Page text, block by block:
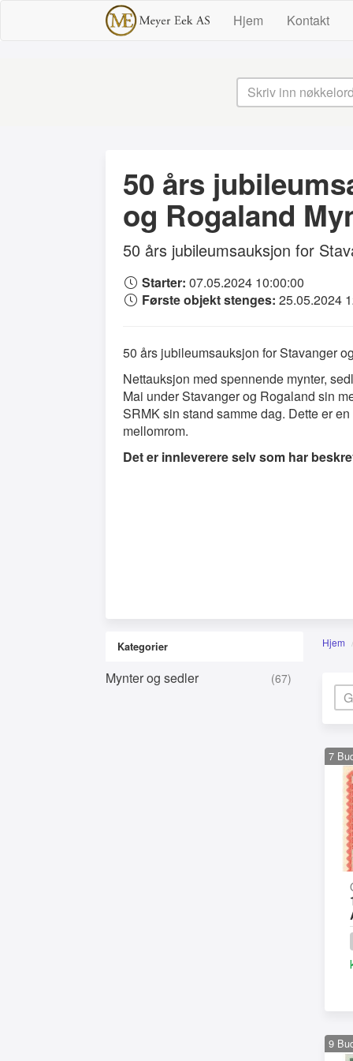
Hjem Kontakt
50 års
og Rogaland
50 års jubileumsauksjon for
Starter: 07.05.2024 10:00:00
Første objekt stenges: 25.05.2024
50 års jubileumsauksjon for Stavanger
Nettauksjon med spennende mynter,
Mai under Stavanger og Rogaland sin
SRMK sin stand samme dag. Dette er
mellomrom.
Det er innleverere selv som har
Kategorier
Mynter og sedler (67)
Hjem
7
9